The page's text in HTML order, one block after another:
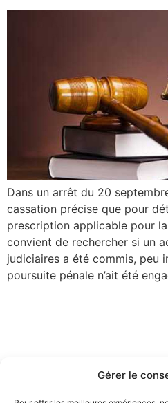
Gérer le
Dans un arrêt du 20
cassation précise que pour
prescription applicable pour
convient de rechercher si un
judiciaires a été commis, peu
poursuite pénale n’ait été